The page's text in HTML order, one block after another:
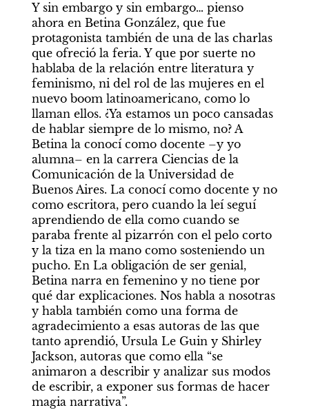
Y sin embargo y sin embargo… pienso
ahora en Betina González, que fue
protagonista también de una de las charlas
que ofreció la feria. Y que por suerte no
hablaba de la relación entre literatura y
feminismo, ni del rol de las mujeres en el
nuevo boom latinoamericano, como lo
llaman ellos. ¿Ya estamos un poco cansadas
de hablar siempre de lo mismo, no? A
Betina la conocí como docente –y yo
alumna– en la carrera Ciencias de la
Comunicación de la Universidad de
Buenos Aires. La conocí como docente y no
como escritora, pero cuando la leí seguí
aprendiendo de ella como cuando se
paraba frente al pizarrón con el pelo corto
y la tiza en la mano como sosteniendo un
pucho. En La obligación de ser genial,
Betina narra en femenino y no tiene por
qué dar explicaciones. Nos habla a nosotras
y habla también como una forma de
agradecimiento a esas autoras de las que
tanto aprendió, Ursula Le Guin y Shirley
Jackson, autoras que como ella “se
animaron a describir y analizar sus modos
de escribir, a exponer sus formas de hacer
magia narrativa”.